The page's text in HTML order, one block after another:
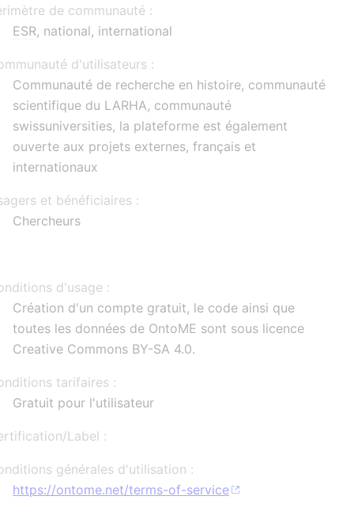
de communauté :
ESR, national, international
d'utilisateurs :
Communauté de recherche en histoire, communauté
scientifique du LARHA, communauté
swissuniversities, la plateforme est également
ouverte aux projets externes, français et
internationaux
et bénéficiaires :
Chercheurs
d'usage :
Création d'un compte gratuit, le code ainsi que
toutes les données de OntoME sont sous licence
Creative Commons BY-SA 4.0.
tarifaires :
Gratuit pour l'utilisateur
Label :
générales d'utilisation :
https://ontome.net/terms-of-service